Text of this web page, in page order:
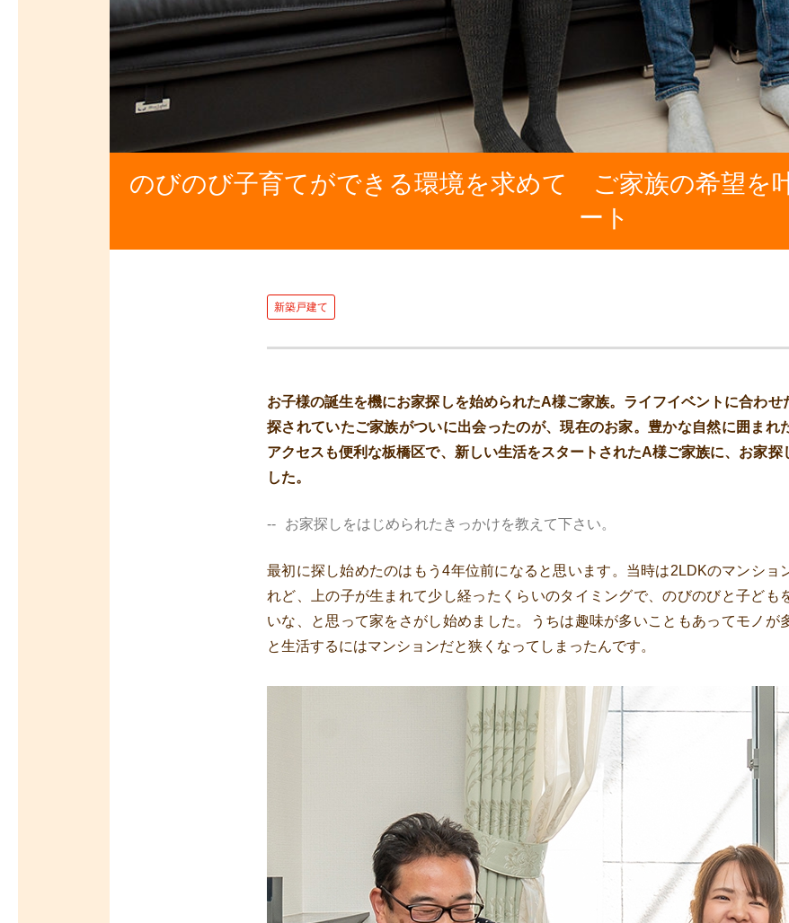
のびのび子育てができる環境を求めて ご家族の希望を
ート
新築戸建て
お子様の誕生を機にお家探しを始められたA様ご家族。ライフイベントに合わせ
探されていたご家族がついに出会ったのが、現在のお家。豊かな自然に囲まれ
アクセスも便利な板橋区で、新しい生活をスタートされたA様ご家族に、お家探
した。
お家探しをはじめられたきっかけを教えて下さい。
最初に探し始めたのはもう4年位前になると思います。当時は2LDKのマンショ
れど、上の子が生まれて少し経ったくらいのタイミングで、のびのびと子ども
いな、と思って家をさがし始めました。うちは趣味が多いこともあってモノが
と生活するにはマンションだと狭くなってしまったんです。